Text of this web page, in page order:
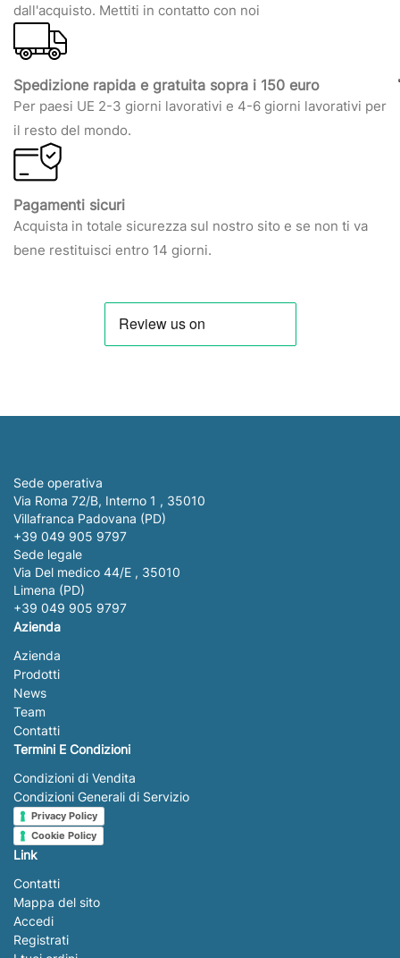
dall'acquisto. Mettiti in contatto con noi
Spedizione rapida e gratuita sopra i 150 euro
Per paesi UE 2-3 giorni lavorativi e 4-6 giorni lavorativi per
il resto del mondo.
Pagamenti sicuri
Acquista in totale sicurezza sul nostro sito e se non ti va
bene restituisci entro 14 giorni.
Sede operativa
Via Roma 72/B, Interno 1 , 35010
Villafranca Padovana (PD)
+39 049 905 9797
Sede legale
Via Del medico 44/E , 35010
Limena (PD)
+39 049 905 9797
Azienda
Azienda
Prodotti
News
Team
Contatti
Termini E Condizioni
Condizioni di Vendita
Condizioni Generali di Servizio
Privacy Policy
Cookie Policy
Link
Contatti
Mappa del sito
Accedi
Registrati